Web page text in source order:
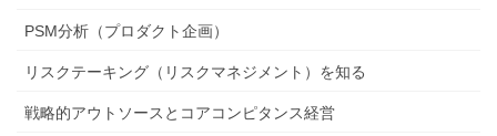
PSM分析（プロダクト企画）
リスクテーキング（リスクマネジメント）を知る
戦略的アウトソースとコアコンピタンス経営